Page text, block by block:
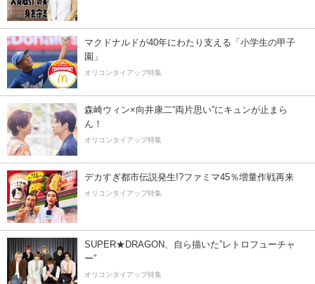
マクドナルドが40年にわたり支える「小学生の甲子
園」
オリコンタイアップ特集
森崎ウィン×向井康二“両片思い”にキュンが止まら
ん！
オリコンタイアップ特集
デカすぎ都市伝説発生!?ファミマ45％増量作戦再来
オリコンタイアップ特集
SUPER★DRAGON、自ら描いた”レトロフューチャ
ー”
オリコンタイアップ特集